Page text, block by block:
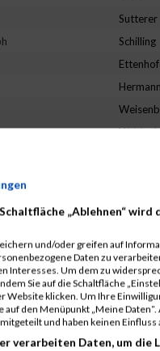
Sutterer
Schilling
Hermann
Schieber
Muser
Vogel
Rogge
„Ablehnen“
und/oder greifen auf
Daten zu
Interesses. Um dem zu
Sie auf die Schaltfläche
Website klicken. Um Ihre
auf den Menüpunkt „Meine
und haben keinen Einfluss
verarbeiten Daten, um die